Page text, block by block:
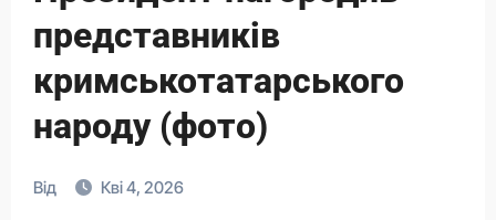
представників
кримськотатарського
народу (фото)
Від Кві 4, 2026